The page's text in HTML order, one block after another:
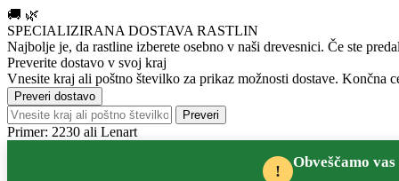
🚚 🌿
SPECIALIZIRANA DOSTAVA RASTLIN
Najbolje je, da rastline izberete osebno v naši drevesnici. Če ste
Preverite dostavo v svoj kraj
Vnesite kraj ali poštno številko za prikaz možnosti dostave. Končna
Preveri dostavo
Preveri
Primer: 2230 ali Lenart
! Obveščamo